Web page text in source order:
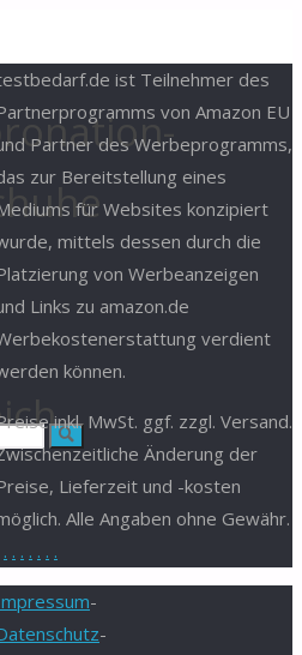
Suche
ist Teilnehmer des
von Amazon EU
Partner des Werbeprogramms,
zur Bereitstellung eines
für Websites konzipiert
mittels dessen durch die
von Werbeanzeigen
Links zu amazon.de
verdient
können.
inkl. MwSt. ggf. zzgl. Versand.
Änderung der
Lieferzeit und -kosten
Alle Angaben ohne Gewähr.
. . . . . . .
-
-